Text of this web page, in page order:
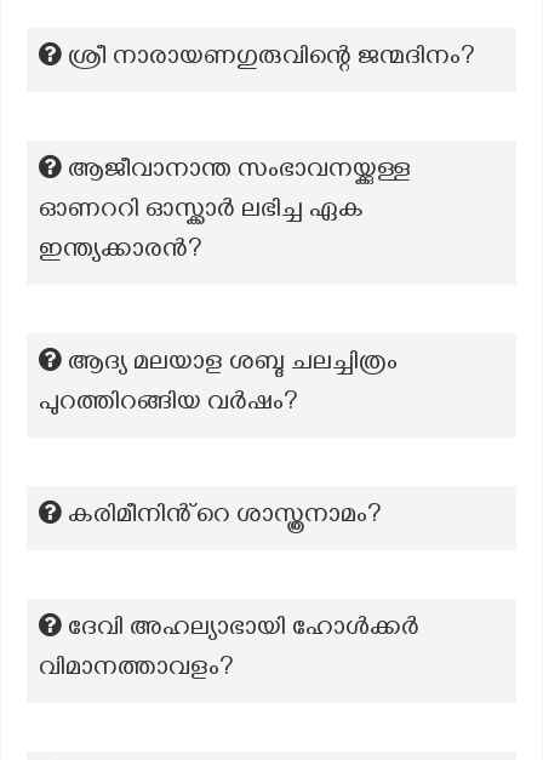
ശ്രീ നാരായണഗുരുവിന്റെ ജന്മദിനം?
ആജീവാനാന്ത സംഭാവനയ്ക്കുള്ള
ഓണററി ഓസ്ക്കാർ ലഭിച്ച ഏക
ഇന്ത്യക്കാരൻ?
ആദ്യ മലയാള ശബ്ദ ചലച്ചിത്രം
പുറത്തിറങ്ങിയ വർഷം?
കരിമീനിൻ്റെ ശാസ്ത്രനാമം?
ദേവി അഹല്യാഭായി ഹോൾക്കർ
വിമാനത്താവളം?